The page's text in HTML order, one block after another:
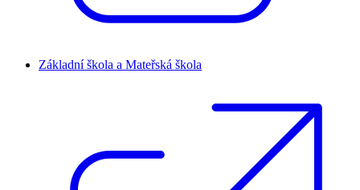
Základní škola a Mateřská škola